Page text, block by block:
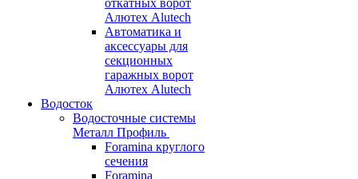
откатных ворот
Алютех Alutech
Автоматика и
аксессуары для
секционных
гаражных ворот
Алютех Alutech
Водосток
Водосточные системы
Металл Профиль
Foramina круглого
сечения
Foramina